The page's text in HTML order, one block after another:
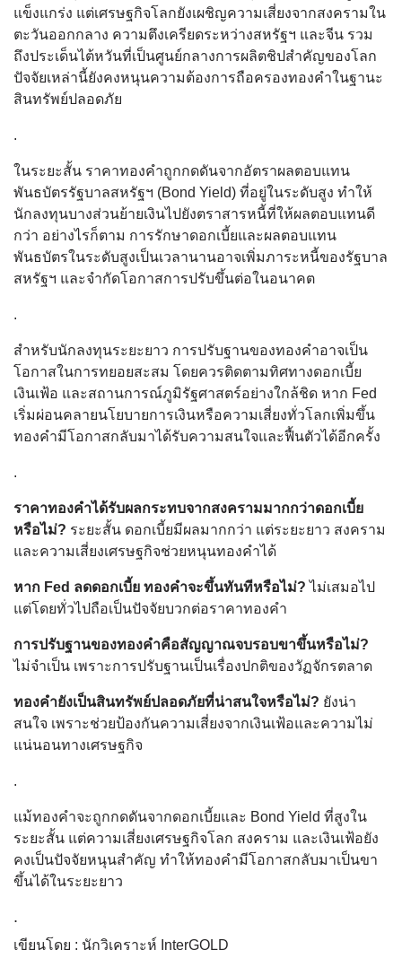
แข็งแกร่ง แต่เศรษฐกิจโลกยังเผชิญความเสี่ยงจากสงครามใน
ตะวันออกกลาง ความตึงเครียดระหว่างสหรัฐฯ และจีน รวม
ถึงประเด็นไต้หวันที่เป็นศูนย์กลางการผลิตชิปสำคัญของโลก
ปัจจัยเหล่านี้ยังคงหนุนความต้องการถือครองทองคำในฐานะ
สินทรัพย์ปลอดภัย
.
ในระยะสั้น ราคาทองคำถูกกดดันจากอัตราผลตอบแทน
พันธบัตรรัฐบาลสหรัฐฯ (Bond Yield) ที่อยู่ในระดับสูง ทำให้
นักลงทุนบางส่วนย้ายเงินไปยังตราสารหนี้ที่ให้ผลตอบแทนดี
กว่า อย่างไรก็ตาม การรักษาดอกเบี้ยและผลตอบแทน
พันธบัตรในระดับสูงเป็นเวลานานอาจเพิ่มภาระหนี้ของรัฐบาล
สหรัฐฯ และจำกัดโอกาสการปรับขึ้นต่อในอนาคต
.
สำหรับนักลงทุนระยะยาว การปรับฐานของทองคำอาจเป็น
โอกาสในการทยอยสะสม โดยควรติดตามทิศทางดอกเบี้ย
เงินเฟ้อ และสถานการณ์ภูมิรัฐศาสตร์อย่างใกล้ชิด หาก Fed
เริ่มผ่อนคลายนโยบายการเงินหรือความเสี่ยงทั่วโลกเพิ่มขึ้น
ทองคำมีโอกาสกลับมาได้รับความสนใจและฟื้นตัวได้อีกครั้ง
.
ราคาทองคำได้รับผลกระทบจากสงครามมากกว่าดอกเบี้ย
หรือไม่? ระยะสั้น ดอกเบี้ยมีผลมากกว่า แต่ระยะยาว สงคราม
และความเสี่ยงเศรษฐกิจช่วยหนุนทองคำได้
หาก Fed ลดดอกเบี้ย ทองคำจะขึ้นทันทีหรือไม่?ไม่เสมอไป
แต่โดยทั่วไปถือเป็นปัจจัยบวกต่อราคาทองคำ
การปรับฐานของทองคำคือสัญญาณจบรอบขาขึ้นหรือไม่?
ไม่จำเป็น เพราะการปรับฐานเป็นเรื่องปกติของวัฏจักรตลาด
ทองคำยังเป็นสินทรัพย์ปลอดภัยที่น่าสนใจหรือไม่? ยังน่า
สนใจ เพราะช่วยป้องกันความเสี่ยงจากเงินเฟ้อและความไม่
แน่นอนทางเศรษฐกิจ
.
แม้ทองคำจะถูกกดดันจากดอกเบี้ยและ Bond Yield ที่สูงใน
ระยะสั้น แต่ความเสี่ยงเศรษฐกิจโลก สงคราม และเงินเฟ้อยัง
คงเป็นปัจจัยหนุนสำคัญ ทำให้ทองคำมีโอกาสกลับมาเป็นขา
ขึ้นได้ในระยะยาว
.
เขียนโดย : นักวิเคราะห์ InterGOLD